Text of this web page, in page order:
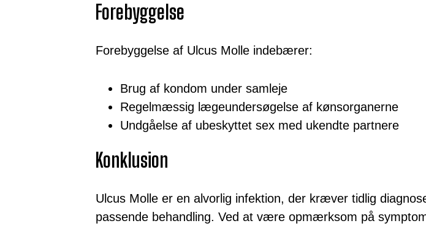
Forebyggelse
Forebyggelse af Ulcus Molle indebærer:
Brug af kondom under samleje
Regelmæssig lægeundersøgelse af kønsorganerne
Undgåelse af ubeskyttet sex med ukendte partnere
Konklusion
Ulcus Molle er en alvorlig infektion, der kræver tidlig
passende behandling. Ved at være opmærksom på